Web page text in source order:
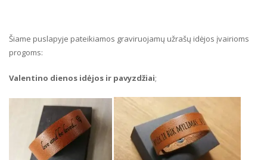
Šiame puslapyje pateikiamos graviruojamų užrašų idėjos įvairioms
progoms:
Valentino dienos idėjos ir pavyzdžiai;